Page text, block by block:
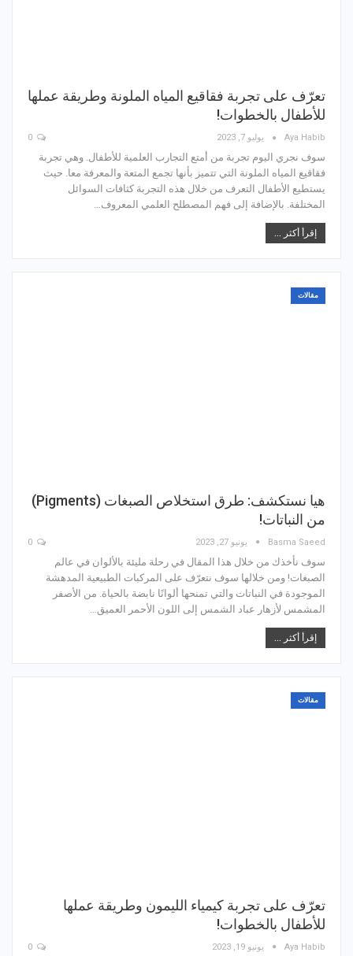
تعرّف على تجربة فقاقيع المياه الملونة وطريقة عملها
للأطفال بالخطوات!
Aya Habib يوليو 7, 2023
سوف نجري اليوم تجربة من أمتع التجارب العلمية للأطفال. وهي تجربة
فقاقيع المياه الملونة التي تتميز بأنها تجمع المتعة والمعرفة معا. حيث
يستطيع الأطفال التعرف من خلال هذه التجربة كثافات السوائل
المختلفة. بالإضافة إلى فهم المصطلح العلمي المعروف…
إقرأ أكثر ...
مقالات
هيا نستكشف: طرق استخلاص الصبغات (Pigments)
من النباتات!
Basma Saeed يونيو 27, 2023
سوف نأخذك من خلال هذا المقال في رحلة مليئة بالألوان في عالم
الصبغات! ومن خلالها سوف نتعرّف على المركبات الطبيعية المدهشة
الموجودة في النباتات والتي تمنحها ألوانًا نابضة بالحياة. من الأصفر
المشمس لأزهار عباد الشمس إلى اللون الأحمر العميق…
إقرأ أكثر ...
مقالات
تعرّف على تجربة كيمياء الليمون وطريقة عملها
للأطفال بالخطوات!
Aya Habib يونيو 19, 2023